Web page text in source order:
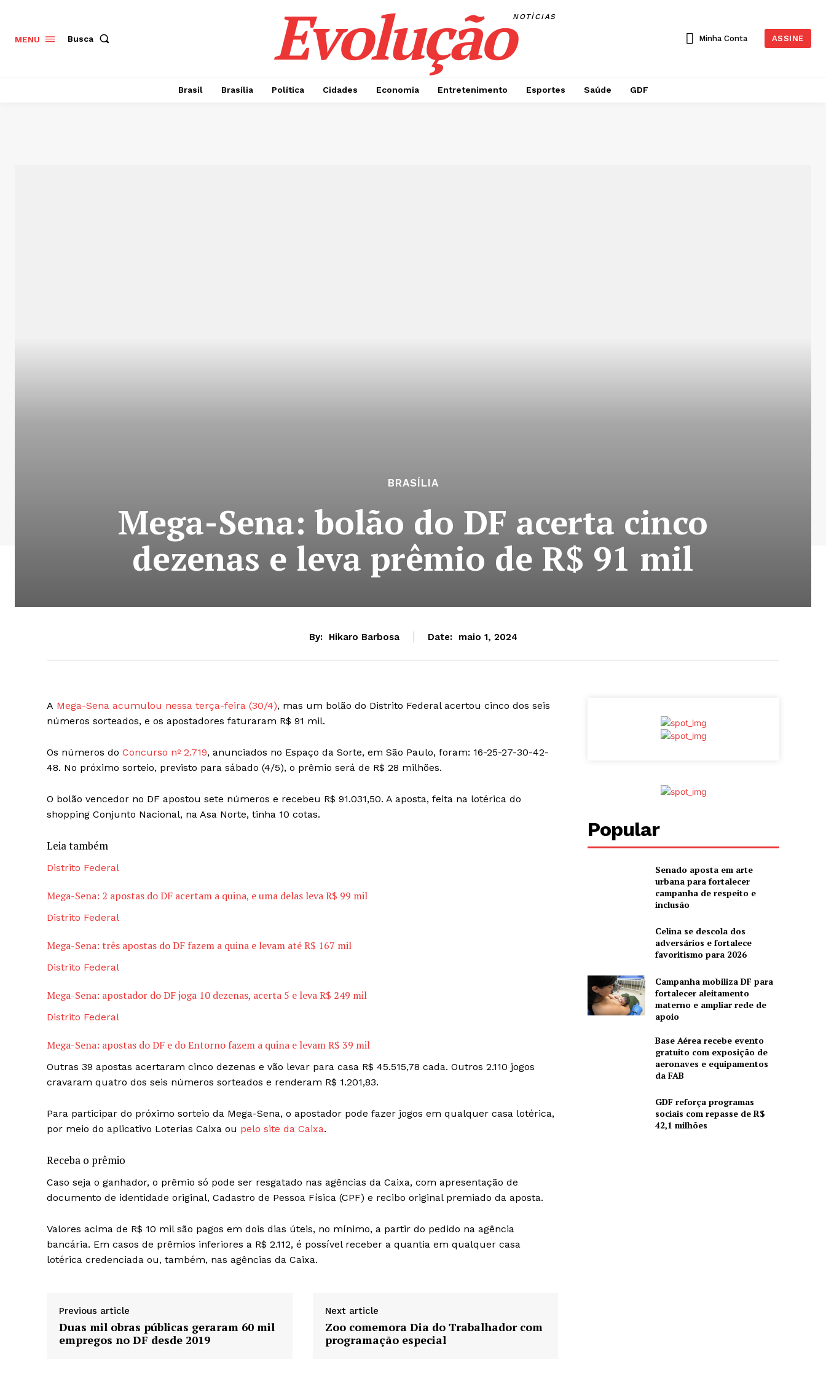
MENU Busca EvoluçãoNOTÌCIAS
Minha Conta ASSINE
Brasil Brasília Política Cidades Economia Entretenimento Esportes Saúde GDF
BRASÍLIA
Mega-Sena: bolão do DF acerta cinco
dezenas e leva prêmio de R$ 91 mil
By: Hikaro Barbosa Date: maio 1, 2024
A Mega-Sena acumulou nessa terça-feira (30/4), mas um bolão do Distrito Federal acertou cinco dos seis
números sorteados, e os apostadores faturaram R$ 91 mil.
Os números do Concurso nº 2.719, anunciados no Espaço da Sorte, em São Paulo, foram: 16-25-27-30-42-
48. No próximo sorteio, previsto para sábado (4/5), o prêmio será de R$ 28 milhões.
O bolão vencedor no DF apostou sete números e recebeu R$ 91.031,50. A aposta, feita na lotérica do
shopping Conjunto Nacional, na Asa Norte, tinha 10 cotas.
Leia também
Distrito Federal
Mega-Sena: 2 apostas do DF acertam a quina, e uma delas leva R$ 99 mil
Distrito Federal
Mega-Sena: três apostas do DF fazem a quina e levam até R$ 167 mil
Distrito Federal
Mega-Sena: apostador do DF joga 10 dezenas, acerta 5 e leva R$ 249 mil
Distrito Federal
Mega-Sena: apostas do DF e do Entorno fazem a quina e levam R$ 39 mil
Outras 39 apostas acertaram cinco dezenas e vão levar para casa R$ 45.515,78 cada. Outros 2.110 jogos
cravaram quatro dos seis números sorteados e renderam R$ 1.201,83.
Para participar do próximo sorteio da Mega-Sena, o apostador pode fazer jogos em qualquer casa lotérica,
por meio do aplicativo Loterias Caixa ou pelo site da Caixa.
Receba o prêmio
Caso seja o ganhador, o prêmio só pode ser resgatado nas agências da Caixa, com apresentação de
documento de identidade original, Cadastro de Pessoa Física (CPF) e recibo original premiado da aposta.
Valores acima de R$ 10 mil são pagos em dois dias úteis, no mínimo, a partir do pedido na agência
bancária. Em casos de prêmios inferiores a R$ 2.112, é possível receber a quantia em qualquer casa
lotérica credenciada ou, também, nas agências da Caixa.
Previous article
Duas mil obras públicas geraram 60 mil
empregos no DF desde 2019
Next article
Zoo comemora Dia do Trabalhador com
programação especial
Popular
Senado aposta em arte
urbana para fortalecer
campanha de respeito e
inclusão
Celina se descola dos
adversários e fortalece
favoritismo para 2026
Campanha mobiliza DF para
fortalecer aleitamento
materno e ampliar rede de
apoio
Base Aérea recebe evento
gratuito com exposição de
aeronaves e equipamentos
da FAB
GDF reforça programas
sociais com repasse de R$
42,1 milhões